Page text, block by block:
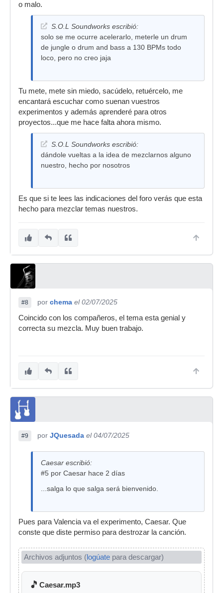
o malo.
S.O.L Soundworks escribió:
solo se me ocurre acelerarlo, meterle un drum
de jungle o drum and bass a 130 BPMs todo
loco, pero no creo jaja
Tu mete, mete sin miedo, sacúdelo, retuércelo, me
encantará escuchar como suenan vuestros
experimentos y además aprenderé para otros
proyectos...que me hace falta ahora mismo.
S.O.L Soundworks escribió:
dándole vueltas a la idea de mezclarnos alguno
nuestro, hecho por nosotros
Es que si te lees las indicaciones del foro verás que esta
hecho para mezclar temas nuestros.
#8 por chema el 02/07/2025
Coincido con los compañeros, el tema esta genial y
correcta su mezcla. Muy buen trabajo.
#9 por JQuesada el 04/07/2025
Caesar escribió:
#5 por Caesar hace 2 días
...salga lo que salga será bienvenido.
Pues para Valencia va el experimento, Caesar. Que
conste que diste permiso para destrozar la canción.
Archivos adjuntos (logúate para descargar)
🎵 Caesar.mp3